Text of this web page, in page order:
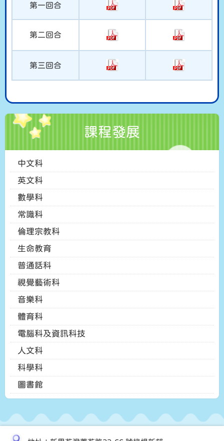
第一回合
第二回合
第三回合
課程發展
中文科
英文科
數學科
常識科
倫理宗教科
生命教育
普通話科
視覺藝術科
音樂科
體育科
電腦科及資訊科技
人文科
科學科
圖書館